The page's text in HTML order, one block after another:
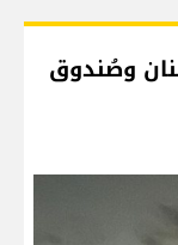
وصُندوق